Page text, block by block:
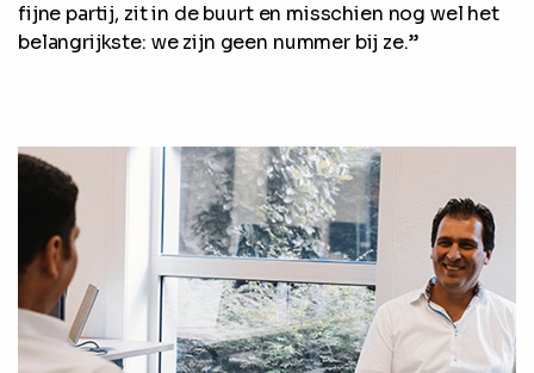
fijne partij, zit in de buurt en misschien nog wel het
belangrijkste: we zijn geen nummer bij ze.”